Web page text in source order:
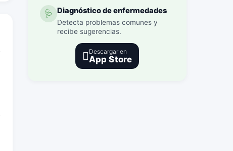
🩺 Diagnóstico de enfermedades
Detecta problemas comunes y
recibe sugerencias.
 Descargar en
App Store